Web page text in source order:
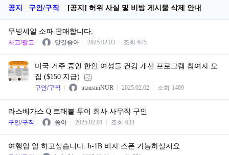
공지 구인/구직 [공지] 허위 사실 및 비방 게시물 삭제 안내
무빙세일 소파 판매합니다.
사고/팔고 달걀좋아 2025.02.03 조회 675
미국 거주 중인 한인 여성들 건강 개선 프로그램 참여자 모
집 ($150 지급)
구인/구직 utaustinNUR 2025.02.02 조회 1409
라스베가스 Q 트래블 투어 회사 사무직 구인
구인/구직 쏭아 2025.02.01 조회 633
여행업 일 하고싶습니다. h-1B 비자 스폰 가능하실지요